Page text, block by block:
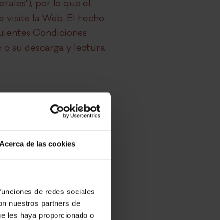
Acerca de las cookies
de redes sociales
nuestros partners de
les haya proporcionado o
por lo que el
visite la Web. El hecho
Condiciones
o su descarga y lectura
en Calonge, Avenida
Tomo 781, Libro 637,